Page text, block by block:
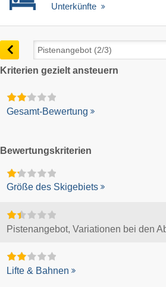
Unterkünfte
Kriterien gezielt ansteuern
Gesamt-Bewertung
Bewertungskriterien
Größe des Skigebiets
Pistenangebot, Variationen bei den
Lifte & Bahnen